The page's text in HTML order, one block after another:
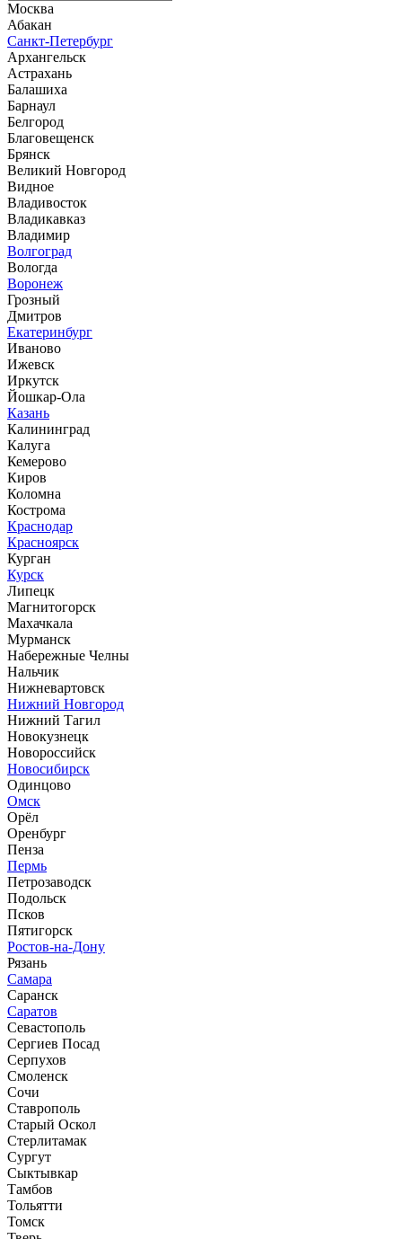
Москва
Абакан
Санкт-Петербург
Архангельск
Астрахань
Балашиха
Барнаул
Белгород
Благовещенск
Брянск
Великий Новгород
Видное
Владивосток
Владикавказ
Владимир
Волгоград
Вологда
Воронеж
Грозный
Дмитров
Екатеринбург
Иваново
Ижевск
Иркутск
Йошкар-Ола
Казань
Калининград
Калуга
Кемерово
Киров
Коломна
Кострома
Краснодар
Красноярск
Курган
Курск
Липецк
Магнитогорск
Махачкала
Мурманск
Набережные Челны
Нальчик
Нижневартовск
Нижний Новгород
Нижний Тагил
Новокузнецк
Новороссийск
Новосибирск
Одинцово
Омск
Орёл
Оренбург
Пенза
Пермь
Петрозаводск
Подольск
Псков
Пятигорск
Ростов-на-Дону
Рязань
Самара
Саранск
Саратов
Севастополь
Сергиев Посад
Серпухов
Смоленск
Сочи
Ставрополь
Старый Оскол
Стерлитамак
Сургут
Сыктывкар
Тамбов
Тольятти
Томск